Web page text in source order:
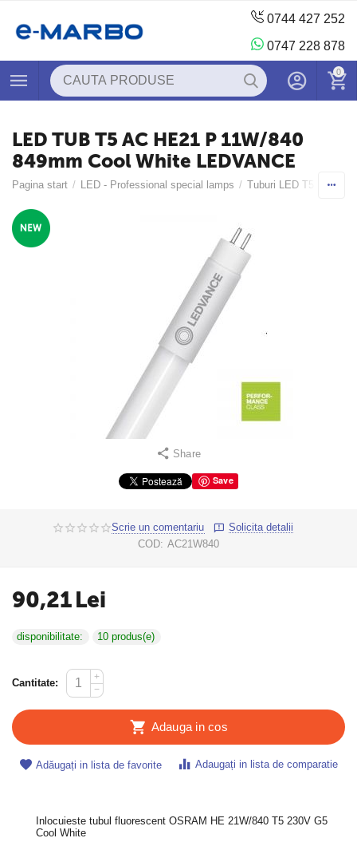
0744 427 252
0747 228 878
0
LED TUB T5 AC HE21 P 11W/840
849mm Cool White LEDVANCE
Pagina start / LED - Professional special lamps / Tuburi LED T5, T8, T9
Share
Save
Scrie un comentariu
Solicita detalii
COD: AC21W840
90,21Lei
disponibilitate: 10 produs(e)
Cantitate:
+
−
Adauga in cos
Adăugați in lista de favorite Adaugați in lista de comparatie
Inlocuieste tubul fluorescent OSRAM HE 21W/840 T5 230V G5
Cool White